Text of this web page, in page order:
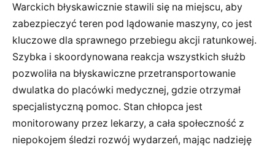
Warckich błyskawicznie stawili się na miejscu, aby
zabezpieczyć teren pod lądowanie maszyny, co jest
kluczowe dla sprawnego przebiegu akcji ratunkowej.
Szybka i skoordynowana reakcja wszystkich służb
pozwoliła na błyskawiczne przetransportowanie
dwulatka do placówki medycznej, gdzie otrzymał
specjalistyczną pomoc. Stan chłopca jest
monitorowany przez lekarzy, a cała społeczność z
niepokojem śledzi rozwój wydarzeń, mając nadzieję